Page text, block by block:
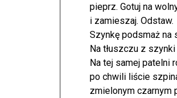
pieprz. Gotuj na
i zamieszaj. Odstaw.
Szynkę podsmaż na
Na tłuszczu z
Na tej samej patelni
po chwili liście
zmielonym czarnym